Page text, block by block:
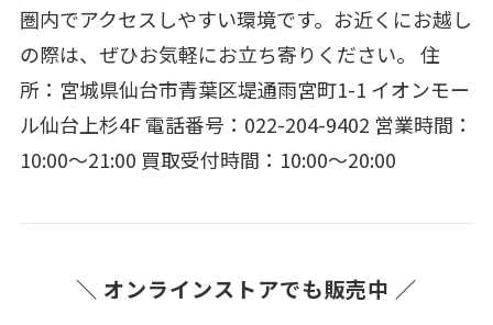
圏内でアクセスしやすい環境です。お近くにお越し
の際は、ぜひお気軽にお立ち寄りください。 住
所：宮城県仙台市青葉区堤通雨宮町1-1 イオンモー
ル仙台上杉4F 電話番号：022-204-9402 営業時間：
10:00～21:00 買取受付時間：10:00～20:00
＼ オンラインストアでも販売中 ／